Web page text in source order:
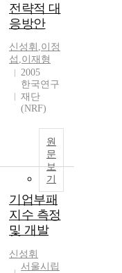
전략적 대
응방안
신성휘 ,이정
섭 ,이재형
2005
한국연구
재단
(NRF)
원
문
보
기
기업부패
지수 측정
및 개발
신성휘
서울시립